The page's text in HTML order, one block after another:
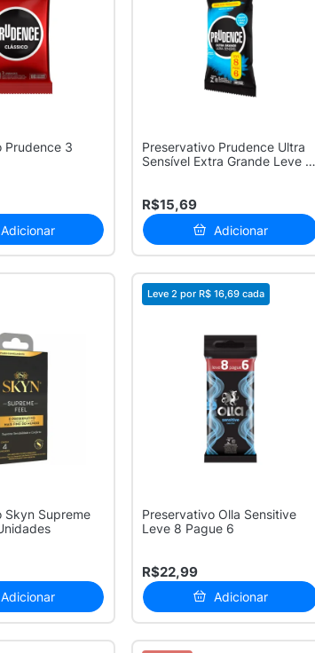
Prudence 3
Adicionar
Preservativo Prudence Ultra
Sensível Extra Grande Leve 8
R$15,69
Adicionar
Skyn Supreme
Adicionar
Leve 2 por R$ 16,69 cada
Preservativo Olla Sensitive
Leve 8 Pague 6
R$22,99
Adicionar